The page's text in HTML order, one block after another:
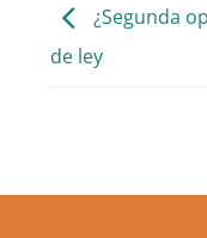
¿Segunda
de ley